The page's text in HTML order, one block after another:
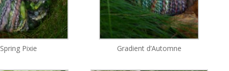
Spring Pixie Gradient d’Automne